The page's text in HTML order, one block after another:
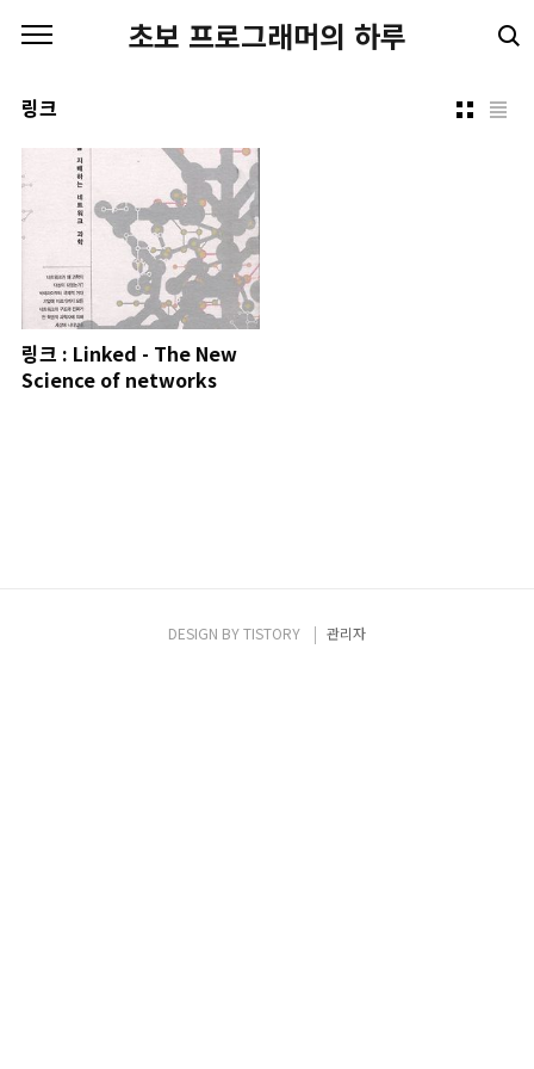
초보 프로그래머의 하루
링크
링크 : Linked - The New
Science of networks
DESIGN BYTISTORY 관리자